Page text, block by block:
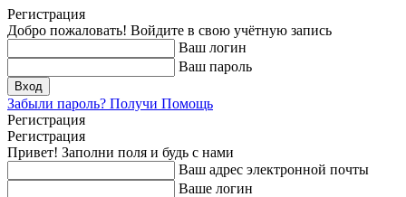
Регистрация
Добро пожаловать! Войдите в свою учётную запись
Ваш логин
Ваш пароль
Забыли пароль? Получи Помощь
Регистрация
Регистрация
Привет! Заполни поля и будь с нами
Ваш адрес электронной почты
Ваше логин